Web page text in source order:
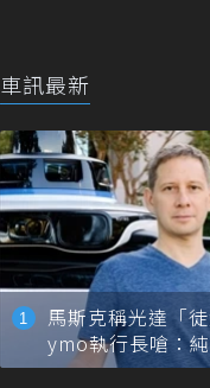
車訊最新
馬斯克稱光達「
ymo執行長嗆：
自動駕駛